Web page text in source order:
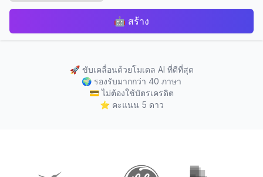
🤖 สร้าง
🚀 ขับเคลื่อนด้วยโมเดล AI ที่ดีที่สุด
🌍 รองรับมากกว่า 40 ภาษา
💳ไม่ต้องใช้บัตรเครดิต
⭐ คะแนน 5 ดาว